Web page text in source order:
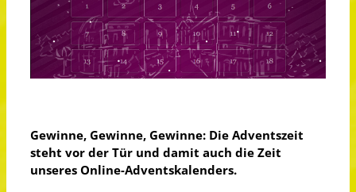
Gewinne, Gewinne, Gewinne: Die Adventszeit
steht vor der Tür und damit auch die Zeit
unseres Online-Adventskalenders.